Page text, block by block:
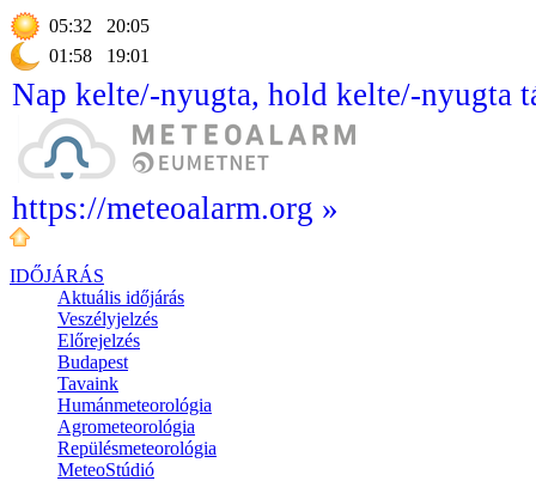
05:32
20:05
01:58
19:01
Nap kelte/-nyugta, hold kelte/-nyugta
https://meteoalarm.org »
IDŐJÁRÁS
Aktuális időjárás
Veszélyjelzés
Előrejelzés
Budapest
Tavaink
Humánmeteorológia
Agrometeorológia
Repülésmeteorológia
MeteoStúdió